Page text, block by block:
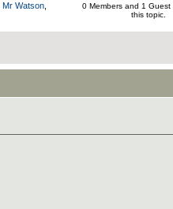
Mr Watson,
0 Members and 1 Guest
this topic.